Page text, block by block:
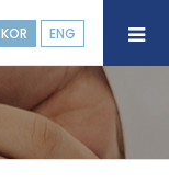
KOR ENG